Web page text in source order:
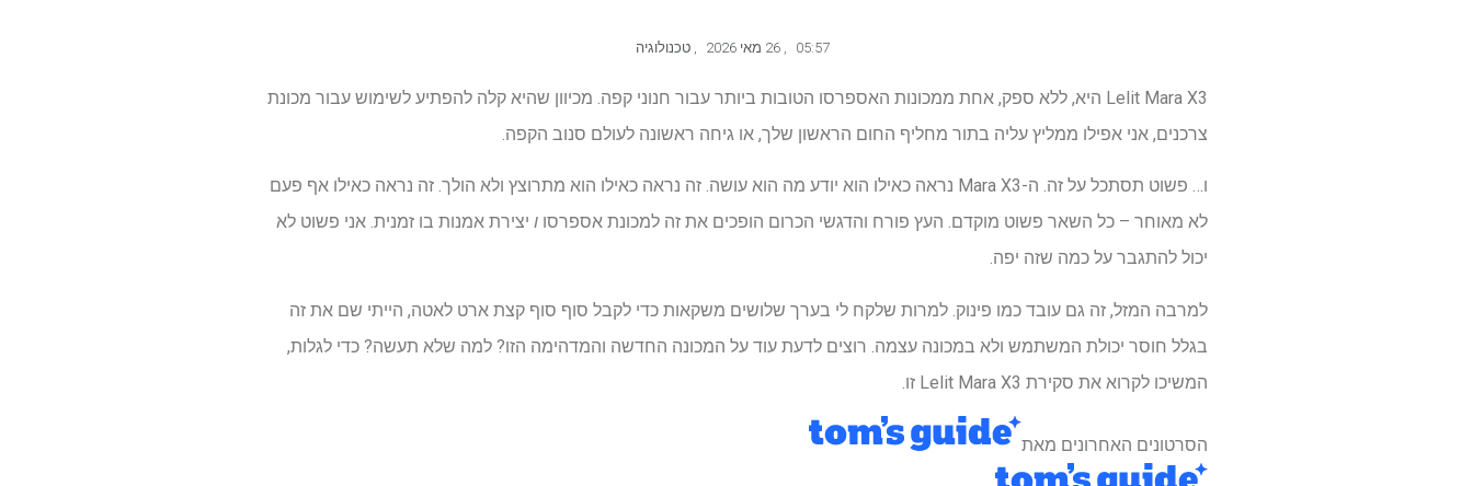
05:57
, 26 מאי 2026 , טכנולוגיה
Lelit Mara X3 היא, ללא ספק, אחת ממכונות האספרסו הטובות ביותר
עבור חנוני קפה. מכיוון שהיא קלה להפתיע לשימוש עבור מכונת
צרכנים, אני אפילו ממליץ עליה בתור מחליף החום הראשון שלך, או גיחה ראשונה לעולם סנוב הקפה.
ו… פשוט תסתכל על זה. ה-Mara X3 נראה כאילו הוא יודע מה הוא עושה. זה נראה כאילו הוא מתרוצץ ולא הולך. זה נראה כאילו אף פעם
לא מאוחר – כל השאר פשוט מוקדם. העץ פורח והדגשי הכרום הופכים את זה למכונת אספרסו ו יצירת אמנות בו זמנית. אני פשוט לא
יכול להתגבר על כמה שזה יפה.
למרבה המזל, זה גם עובד כמו פינוק. למרות שלקח לי בערך שלושים משקאות כדי לקבל סוף סוף קצת ארט לאטה, הייתי שם את זה
בגלל חוסר יכולת המשתמש ולא במכונה עצמה. רוצים לדעת עוד על המכונה החדשה והמדהימה הזו? למה שלא תעשה? כדי לגלות,
המשיכו לקרוא את סקירת Lelit Mara X3 זו.
הסרטונים האחרונים מאת